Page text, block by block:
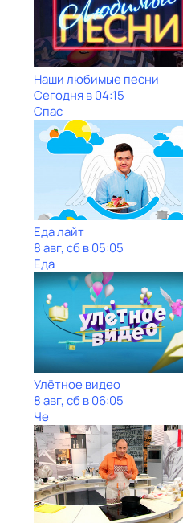
Наши любимые песни
Сегодня в 04:15
Спас
Еда лайт
8 авг, сб в 05:05
Еда
Улётное видео
8 авг, сб в 06:05
Че